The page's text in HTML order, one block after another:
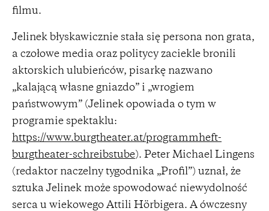
filmu.
Jelinek błyskawicznie stała się persona non grata,
a czołowe media oraz politycy zaciekle bronili
aktorskich ulubieńców, pisarkę nazwano
„kalającą własne gniazdo” i „wrogiem
państwowym” (Jelinek opowiada o tym w
programie spektaklu:
https://www.burgtheater.at/programmheft-
burgtheater-schreibstube). Peter Michael Lingens
(redaktor naczelny tygodnika „Profil”) uznał, że
sztuka Jelinek może spowodować niewydolność
serca u wiekowego Attili Hörbigera. A ówczesny